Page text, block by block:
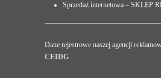
Sprzedaż internetowa – SKLEP
Dane rejestrowe naszej agencji
CEIDG